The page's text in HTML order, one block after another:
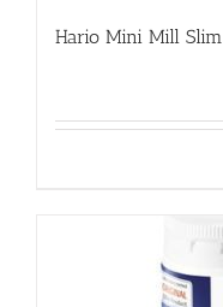
Hario Mini Mill Slim